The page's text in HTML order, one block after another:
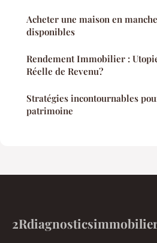
Acheter une maison en
disponibles
Rendement Immobilier :
Réelle de Revenu?
Stratégies incontournables
patrimoine